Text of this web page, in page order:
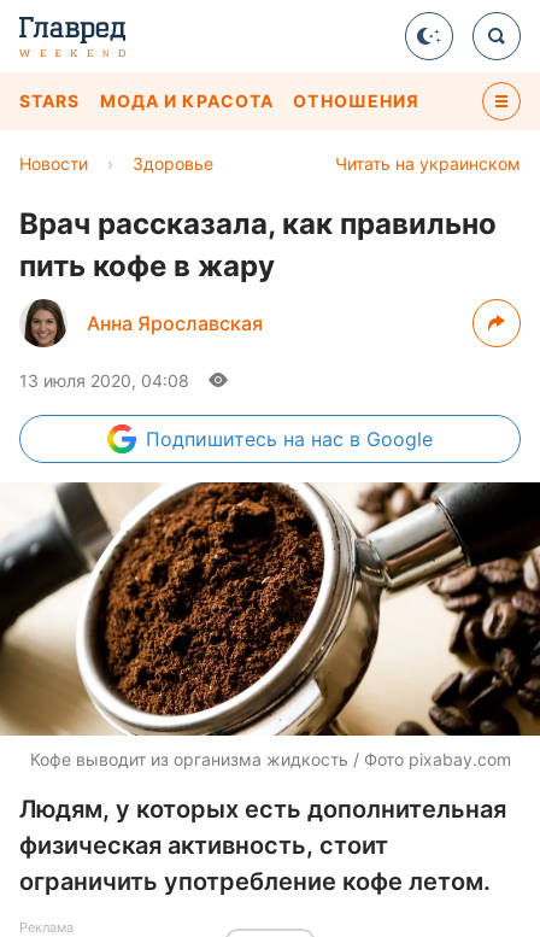
STARS МОДА И КРАСОТА ОТНОШЕНИЯ
Читать на украинском
Новости › Здоровье
Врач рассказала, как правильно
пить кофе в жару
Анна Ярославская
13 июля 2020, 04:08
Подпишитесь на нас в Google
Кофе выводит из организма жидкость / Фото pixabay.com
Людям, у которых есть дополнительная
физическая активность, стоит
ограничить употребление кофе летом.
Реклама